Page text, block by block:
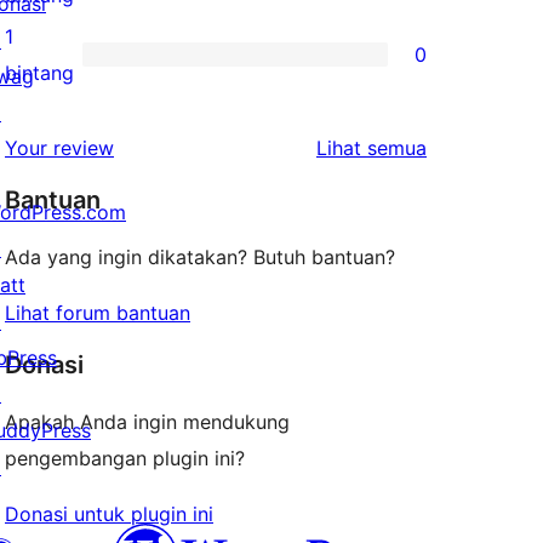
bintang
ulasan
2-
0
1-
1
bintang
0
Your review Lihat semua
Bantuan
Ada yang ingin dikatakan? Butuh bantuan?
Lihat forum bantuan
Donasi
Apakah Anda ingin mendukung
pengembangan plugin ini?
Donasi untuk plugin ini